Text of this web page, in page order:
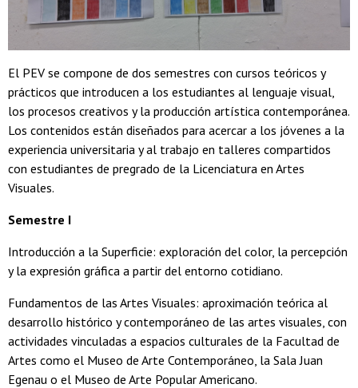
El PEV se compone de dos semestres con cursos teóricos y
prácticos que introducen a los estudiantes al lenguaje visual,
los procesos creativos y la producción artística contemporánea.
Los contenidos están diseñados para acercar a los jóvenes a la
experiencia universitaria y al trabajo en talleres compartidos
con estudiantes de pregrado de la Licenciatura en Artes
Visuales.
Semestre I
Introducción a la Superficie: exploración del color, la percepción
y la expresión gráfica a partir del entorno cotidiano.
Fundamentos de las Artes Visuales: aproximación teórica al
desarrollo histórico y contemporáneo de las artes visuales, con
actividades vinculadas a espacios culturales de la Facultad de
Artes como el Museo de Arte Contemporáneo, la Sala Juan
Egenau o el Museo de Arte Popular Americano.